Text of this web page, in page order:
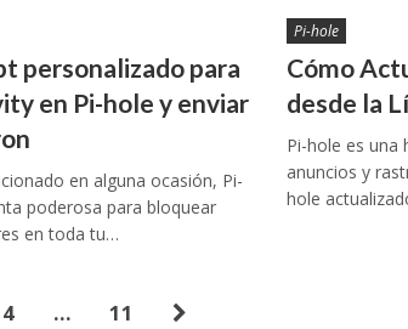
personalizado para
en Pi-hole y enviar
en alguna ocasión, Pi-
poderosa para bloquear
en toda tu…
Pi-hole
Cómo
desde la
Pi-hole es una
anuncios y
hole
4 … 11